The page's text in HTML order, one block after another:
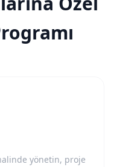
yönetin, proje